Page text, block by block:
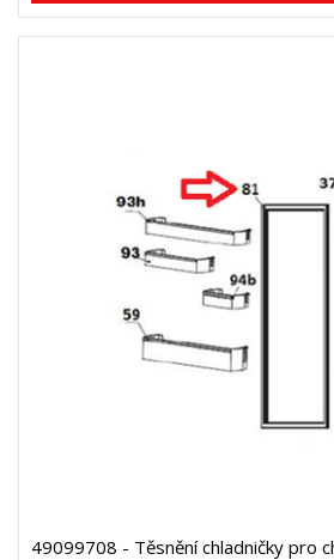
49099708 - Těsnění chladničky pro